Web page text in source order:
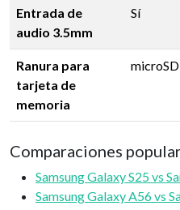
Entrada de
audio 3.5mm
Sí
Ranura para
tarjeta de
memoria
microSD
Comparaciones
Samsung Galaxy S25 vs
Samsung Galaxy A56 vs